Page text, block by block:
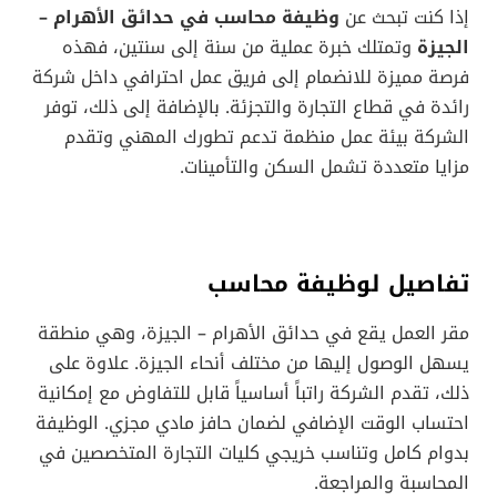
إذا كنت تبحث عن وظيفة محاسب في حدائق الأهرام –
الجيزة وتمتلك خبرة عملية من سنة إلى سنتين، فهذه
فرصة مميزة للانضمام إلى فريق عمل احترافي داخل شركة
رائدة في قطاع التجارة والتجزئة. بالإضافة إلى ذلك، توفر
الشركة بيئة عمل منظمة تدعم تطورك المهني وتقدم
مزايا متعددة تشمل السكن والتأمينات.
تفاصيل لوظيفة محاسب
مقر العمل يقع في حدائق الأهرام – الجيزة، وهي منطقة
يسهل الوصول إليها من مختلف أنحاء الجيزة. علاوة على
ذلك، تقدم الشركة راتباً أساسياً قابل للتفاوض مع إمكانية
احتساب الوقت الإضافي لضمان حافز مادي مجزي. الوظيفة
بدوام كامل وتناسب خريجي كليات التجارة المتخصصين في
المحاسبة والمراجعة.